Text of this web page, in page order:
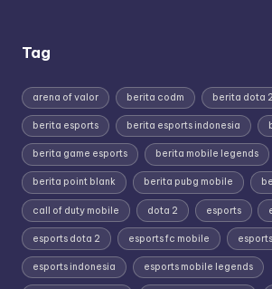
Tag
arena of valor berita codm berita dota 2
berita esports berita esports indonesia
berita game esports berita mobile legends
berita point blank berita pubg mobile
call of duty mobile dota 2 esports
esports dota 2 esports fc mobile
esports indonesia esports mobile legends